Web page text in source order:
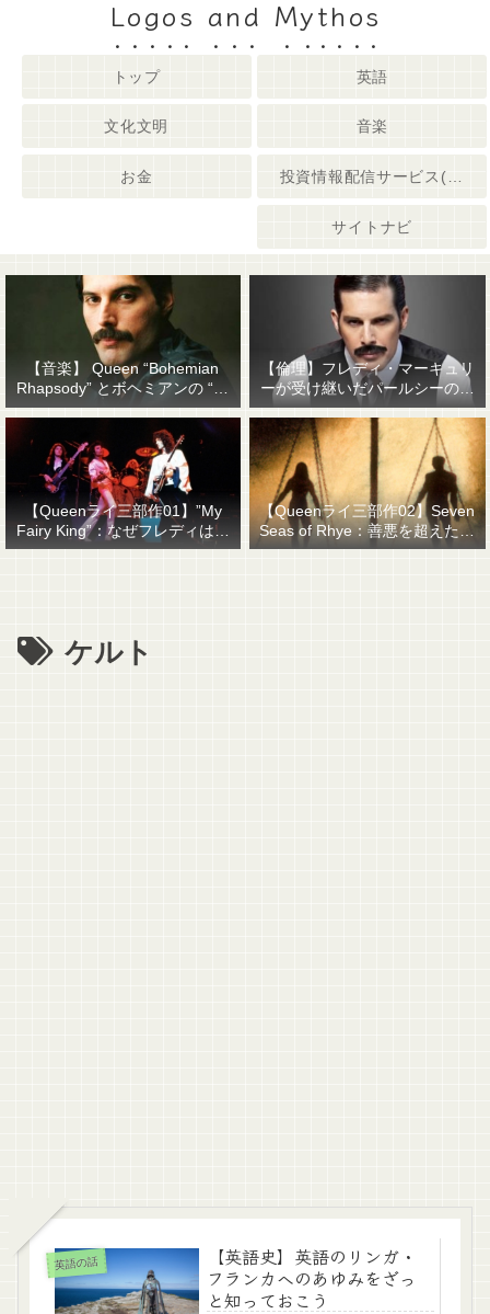
Logos and Mythos
トップ 英語
文化文明 音楽
お金
サイトナビ
【音楽】 Queen “Bohemian
Rhapsody” とボヘミアンの “他
人事感”
【倫理】フレディ・マーキュリ
ーが受け継いだパールシーの精
神遺産
【Queenライ三部作01】”My
Fairy King”：なぜフレディはマ
ーキュリーと名乗ったのか？
【Queenライ三部作02】Seven
Seas of Rhye：善悪を超えたも
のを善悪で裁くということ
ケルト
英語の話
【英語史】英語のリンガ・
フランカへのあゆみをざっ
と知っておこう